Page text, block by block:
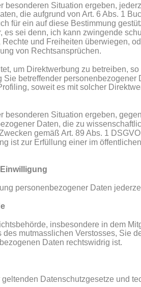
besonderen Situation ergeben,
die aufgrund von Art. 6 Abs. 1
für ein auf diese Bestimmung
sei denn, ich kann zwingende
und Freiheiten überwiegen,
von Rechtsansprüchen.
um Direktwerbung zu betreiben,
betreffender personenbezogener
soweit es mit solcher
besonderen Situation ergeben,
Daten, die zu
gemäß Art. 89 Abs. 1
ist zur Erfüllung einer im
personenbezogener Daten
insbesondere in dem
mutmasslichen Verstosses, Sie
Daten rechtswidrig ist.
Datenschutzgesetze und